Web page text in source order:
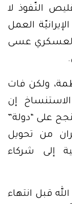
النّفوذ لا
العمل
العسكري عسى
ولكن فات
إن
على “دولة”
من تحويل
إلى شركاء
قبل انتهاء